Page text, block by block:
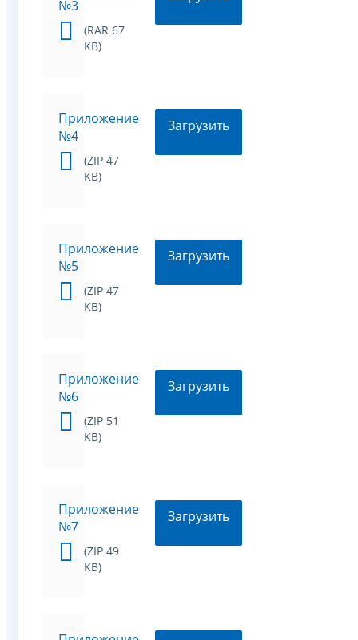
№3
(RAR 67
KB)
Приложение
№4
(ZIP 47
KB)
Загрузить
Приложение
№5
(ZIP 47
KB)
Загрузить
Приложение
№6
(ZIP 51
KB)
Загрузить
Приложение
№7
(ZIP 49
KB)
Загрузить